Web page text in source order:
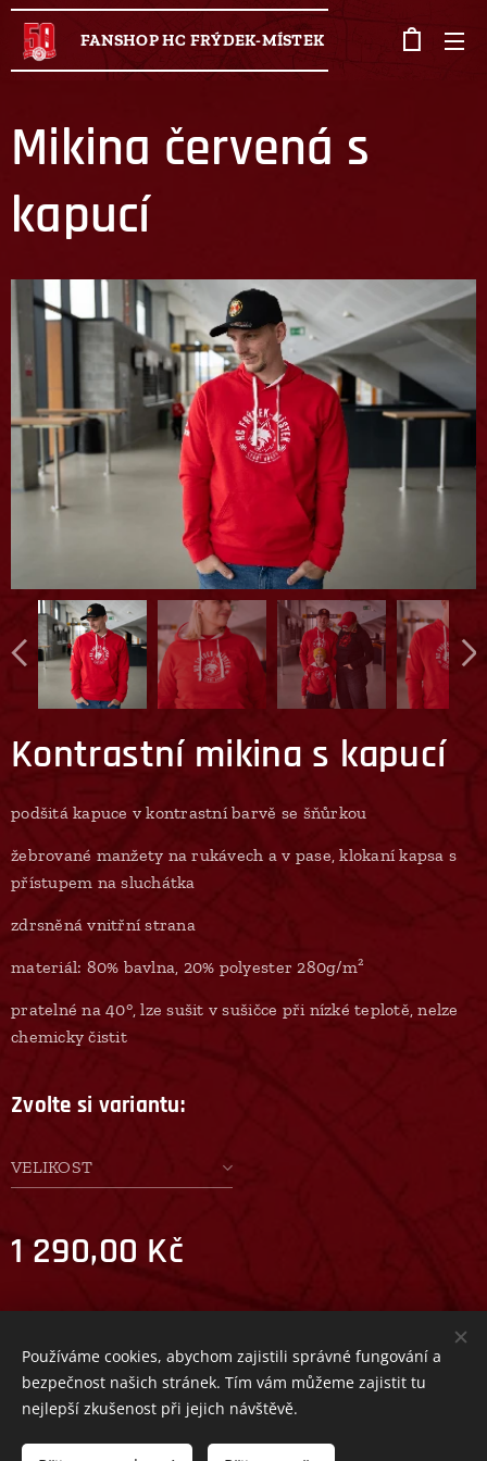
FANSHOP HC FRÝDEK-MÍSTEK
Mikina červená s
kapucí
Kontrastní mikina s kapucí
podšitá kapuce v kontrastní barvě se šňůrkou
žebrované manžety na rukávech a v pase, klokaní kapsa s
přístupem na sluchátka
zdrsněná vnitřní strana
materiál: 80% bavlna, 20% polyester 280g/m²
pratelné na 40°, lze sušit v sušičce při nízké teplotě, nelze
chemicky čistit
Zvolte si variantu:
VELIKOST
1 290,00 Kč
© 2025 Všechna práva vyhrazena
Cookies
Používáme cookies, abychom zajistili správné fungování a
bezpečnost našich stránek. Tím vám můžeme zajistit tu
nejlepší zkušenost při jejich návštěvě.